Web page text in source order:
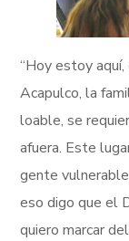
“Hoy estoy
Acapulco, la
loable, se
afuera. Este
gente
eso digo que el
quiero marcar